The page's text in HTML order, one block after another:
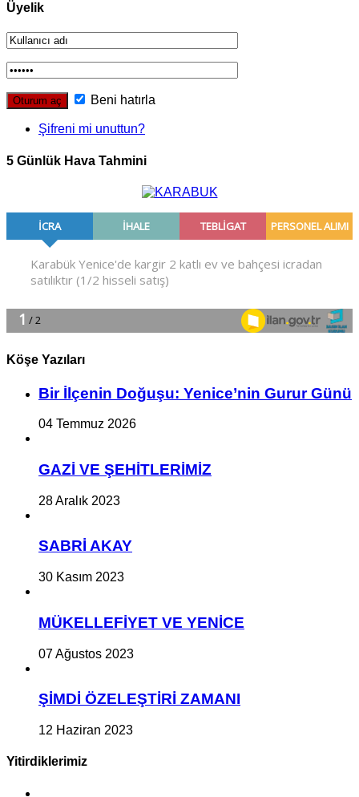
Üyelik
Beni hatırla
Şifreni mi unuttun?
5 Günlük Hava Tahmini
Köşe Yazıları
Bir İlçe­nin Do­ğu­şu: Ye­ni­ce’nin Gurur Günü
04 Temmuz 2026
GAZİ VE ŞEHİTLERİMİZ
28 Aralık 2023
SABRİ AKAY
30 Kasım 2023
MÜKELLEFİYET VE YENİCE
07 Ağustos 2023
ŞİMDİ ÖZELEŞTİRİ ZAMANI
12 Haziran 2023
Yitirdiklerimiz